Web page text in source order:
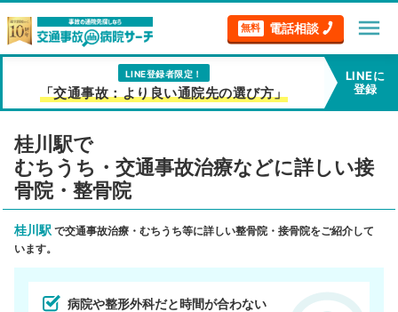
無料 電話相談 menu
LINE登録者限定！
「交通事故：より良い通院先の選び方」
LINEに
登録
桂川駅で
むちうち・交通事故治療などに詳しい接
骨院・整骨院
桂川駅 で交通事故治療・むちうち等に詳しい整骨院・接骨院をご紹介して
います。
病院や整形外科だと時間が合わない